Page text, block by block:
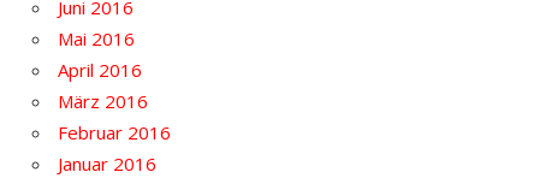
Juni 2016
Mai 2016
April 2016
März 2016
Februar 2016
Januar 2016